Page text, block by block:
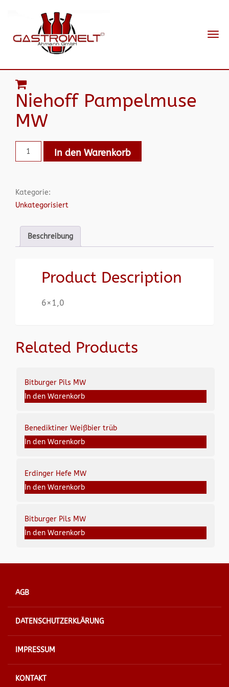
Niehoff Pampelmuse
MW
In den Warenkorb
Kategorie:
Unkategorisiert
Beschreibung
Product Description
6×1,0
Related Products
Bitburger Pils MW
In den Warenkorb
Benediktiner Weißbier trüb
In den Warenkorb
Erdinger Hefe MW
In den Warenkorb
Bitburger Pils MW
In den Warenkorb
AGB
DATENSCHUTZERKLÄRUNG
IMPRESSUM
KONTAKT